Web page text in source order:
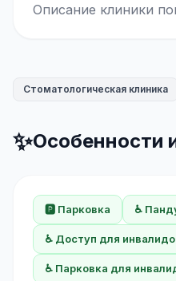
Описание клиники
Стоматологическая клиника
✨Особенности
🅿️ Парковка ♿
♿ Доступ для
♿ Парковка для